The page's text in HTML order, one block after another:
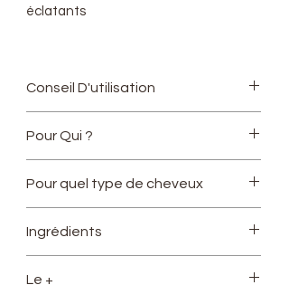
éclatants
Conseil D'utilisation
mélange que vous souhaitez
2 grandes cuillères du masque
capillaire réparation intense
jusqu'à ce que tout soit
homogène, vous pouvez ajouter du
gel de lin pour encore plus
Pour Qui ?
femme enceinte allaitante
indication pour les enfants
Pour quel type de cheveux
Cheveux abimés
Ingrédients
Le +